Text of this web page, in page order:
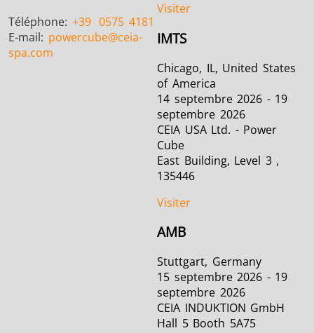
Téléphone: +39 0575 4181
E-mail: powercube@ceia-
spa.com
Visiter
IMTS
Chicago, IL, United States
of America
14 septembre 2026 - 19
septembre 2026
CEIA USA Ltd. - Power
Cube
East Building, Level 3 ,
135446
Visiter
AMB
Stuttgart, Germany
15 septembre 2026 - 19
septembre 2026
CEIA INDUKTION GmbH
Hall 5 Booth 5A75